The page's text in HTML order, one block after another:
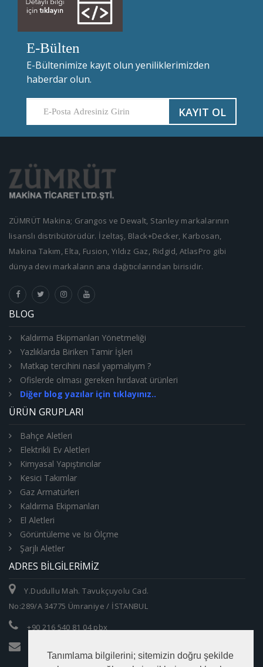
Tanımlama bilgilerini; sitemizin doğru şekilde
E-Bülten
E-Bültenimize kayıt olun yeniliklerimizden
haberdar olun.
KAYIT OL
ZÜMRÜT Makina; Grangos ve Dewalt, Stanley markalarının
lisanslı distribütörüdür. İzeltaş, Black+Decker, Karbosan,
Makina Takım, Elta, Fusion, Yıldız Gaz, Ridgid, AtlasPro gibi
dünya devi markaların ana dağıtıcılarından birisidir.
BLOG
Kaldırma Ekipmanları Yönetmeliği
Yazlıklarda Biriken Tamir İşleri
Matkap tercihini nasıl yapmalıyım ?
Ofislerde olması gereken hırdavat ürünleri
Diğer blog yazılar için tıklayınız..
ÜRÜN GRUPLARI
Bahçe Aletleri
Elektrikli Ev Aletleri
Kimyasal Yapıştırıcılar
Kesici Takımlar
Gaz Armatürleri
Kaldırma Ekipmanları
El Aletleri
Görüntüleme ve Isı Ölçme
Şarjlı Aletler
ADRES BILGILERIMIZ
Y.Dudullu Mah. Tavukçuyolu Cad.
No:289/A 34775 Ümraniye / İSTANBUL
+90 216 540 81 04 pbx